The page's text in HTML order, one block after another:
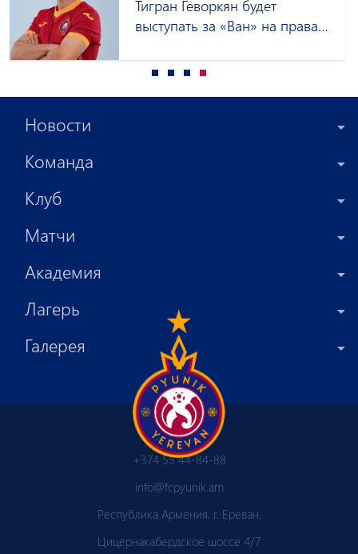
Тигран Геворкян будет
выступать за «Ван» на правах
Новости
Команда
Клуб
Матчи
Академия
Лагерь
Галерея
+374 55 44-84-88
info@fcpyunik.am
Республика Армения, г. Ереван,
Цицернакабердское шоссе 4/7